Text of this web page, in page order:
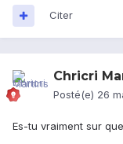
Citer
Chricri
Posté(e) 26
Es-tu vraiment sur